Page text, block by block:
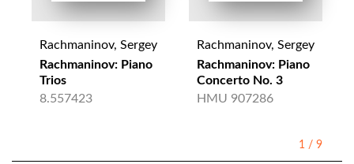
Rachmaninov, Sergey
Rachmaninov: Piano
Trios
8.557423
Rachmaninov, Sergey
Rachmaninov: Piano
Concerto No. 3
HMU 907286
1 / 9